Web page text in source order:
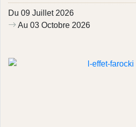
Du 09 Juillet 2026
Au 03 Octobre 2026